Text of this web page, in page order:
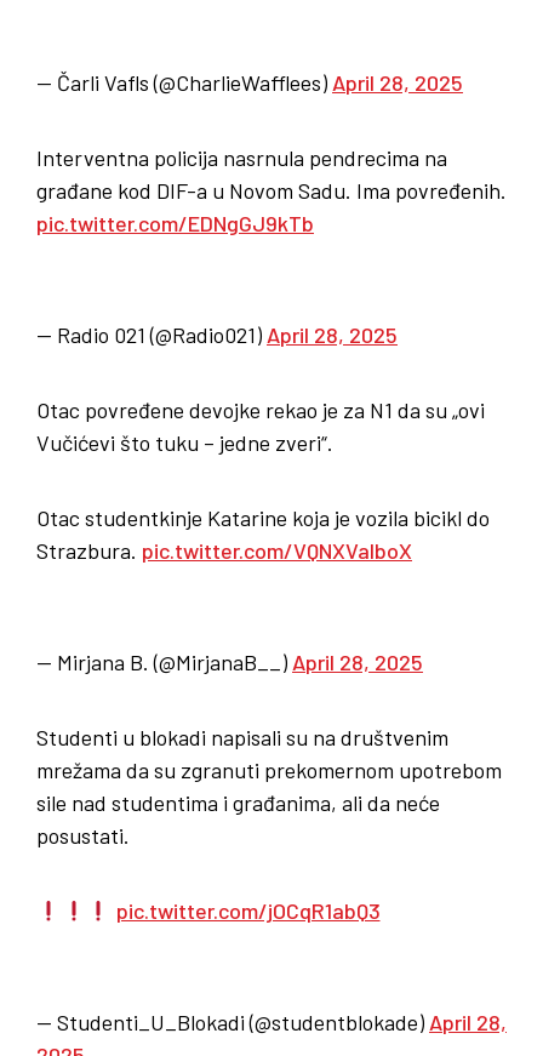
— Čarli Vafls (@CharlieWafflees) April 28, 2025
Interventna policija nasrnula pendrecima na
građane kod DIF-a u Novom Sadu. Ima povređenih.
pic.twitter.com/EDNgGJ9kTb
— Radio 021 (@Radio021) April 28, 2025
Otac povređene devojke rekao je za N1 da su „ovi
Vučićevi što tuku – jedne zveri“.
Otac studentkinje Katarine koja je vozila bicikl do
Strazbura. pic.twitter.com/VQNXValboX
— Mirjana B. (@MirjanaB__) April 28, 2025
Studenti u blokadi napisali su na društvenim
mrežama da su zgranuti prekomernom upotrebom
sile nad studentima i građanima, ali da neće
posustati.
pic.twitter.com/jOCqR1abQ3
— Studenti_U_Blokadi (@studentblokade) April 28,